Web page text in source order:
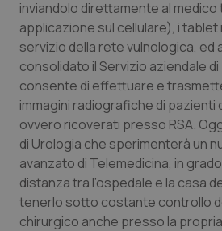
Lombardia
Marche
Molise
Piemonte
Provincia Autonoma di
Provincia Autonoma di
Dolore
Donna & Salute
Epatiti
HIV
Infezioni & Febbre
Ipertensione & Scompenso
inviandolo direttamente al
applicazione sul cellulare), i tablet
servizio della rete vulnologica, ed
consolidato il Servizio aziendale
consente di effettuare e
immagini radiografiche di pazienti
ovvero ricoverati presso RSA.
di Urologia che sperimenterà un
avanzato di Telemedicina, in
distanza tra l’ospedale e la casa
tenerlo sotto costante controllo
chirurgico anche presso la